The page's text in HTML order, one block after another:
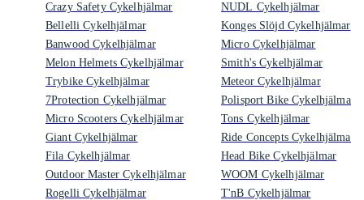
Crazy Safety Cykelhjälmar
Bellelli Cykelhjälmar
Banwood Cykelhjälmar
Melon Helmets Cykelhjälmar
Trybike Cykelhjälmar
7Protection Cykelhjälmar
Micro Scooters Cykelhjälmar
Giant Cykelhjälmar
Fila Cykelhjälmar
Outdoor Master Cykelhjälmar
Rogelli Cykelhjälmar
NUDL Cykelhjälmar
Konges Slöjd Cykelhjälmar
Micro Cykelhjälmar
Smith's Cykelhjälmar
Meteor Cykelhjälmar
Polisport Bike Cykelhjälmar
Tons Cykelhjälmar
Ride Concepts Cykelhjälmar
Head Bike Cykelhjälmar
WOOM Cykelhjälmar
T'nB Cykelhjälmar